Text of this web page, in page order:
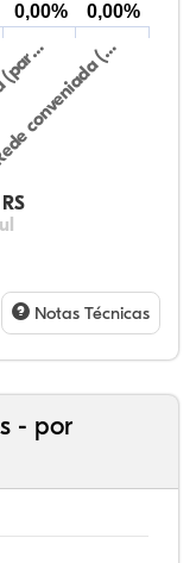
(…
0,00% 0,00%
Notas Técnicas
- por